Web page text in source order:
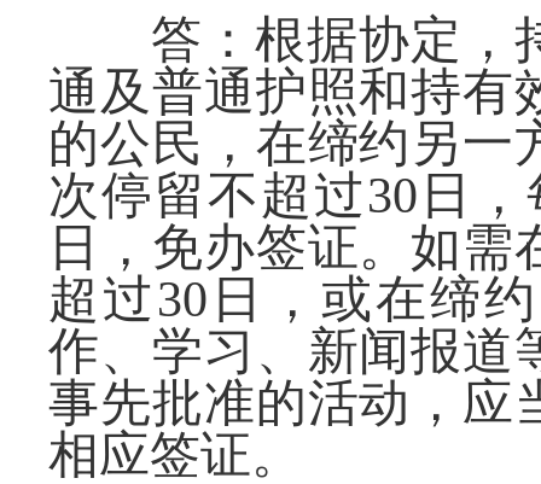
答：根据协定，
通及普通护照和持有
的公民，在缔约另一
次停留不超过30日
日，免办签证。如需
超过30日
，或在缔
作、学习、新闻报道
事先批准的活动，应
相应签证。